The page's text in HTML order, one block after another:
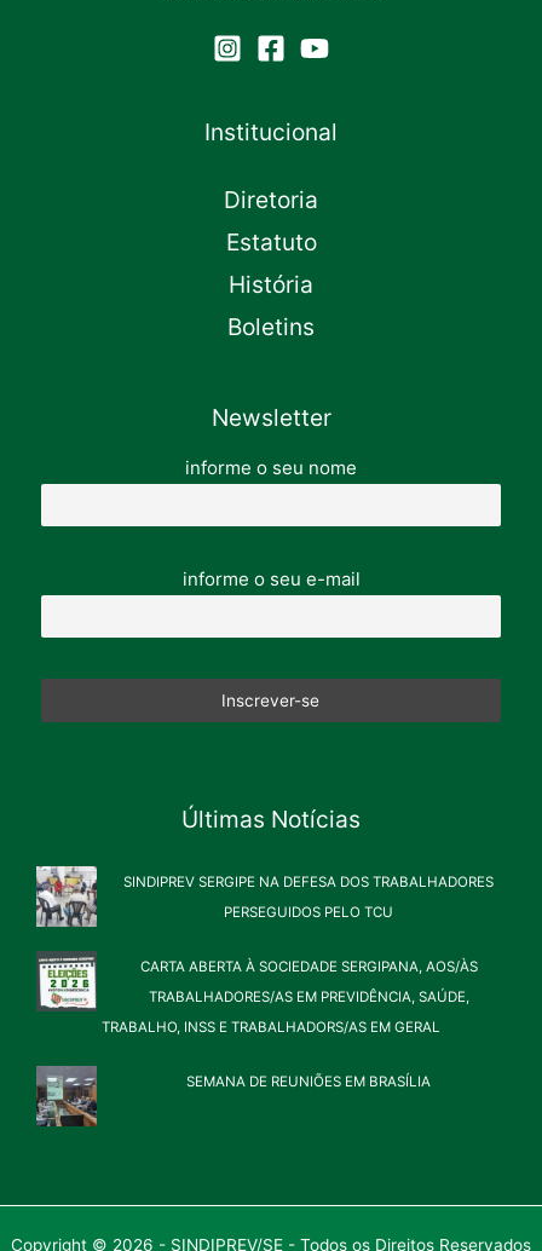
Institucional
Diretoria
Estatuto
História
Boletins
Newsletter
informe o seu nome
informe o seu e-mail
Últimas Notícias
SINDIPREV SERGIPE NA DEFESA DOS TRABALHADORES
PERSEGUIDOS PELO TCU
CARTA ABERTA À SOCIEDADE SERGIPANA, AOS/ÀS
TRABALHADORES/AS EM PREVIDÊNCIA, SAÚDE,
TRABALHO, INSS E TRABALHADORS/AS EM GERAL
SEMANA DE REUNIÕES EM BRASÍLIA
Copyright © 2026 - SINDIPREV/SE - Todos os Direitos Reservados